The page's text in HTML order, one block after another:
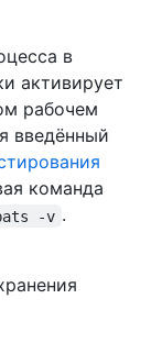
в
активирует
рабочем
введённый
команда
-v .